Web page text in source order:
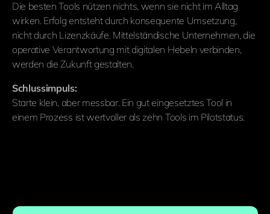
Die besten Tools nützen nichts, wenn sie nicht im Alltag
wirken. Erfolg entsteht durch konsequente Umsetzung,
nicht durch Lizenzkäufe. Mittelständische Unternehmen, die
operative Verantwortung mit digitalen Hebeln verbinden,
werden die Zukunft gestalten.
Schlussimpuls:
Starte klein, aber messbar. Ein gut eingesetztes Tool in
einem Prozess ist wertvoller als zehn Tools im Pilotstatus.